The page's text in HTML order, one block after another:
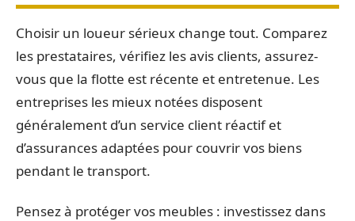
Choisir un loueur sérieux change tout. Comparez
les prestataires, vérifiez les avis clients, assurez-
vous que la flotte est récente et entretenue. Les
entreprises les mieux notées disposent
généralement d’un service client réactif et
d’assurances adaptées pour couvrir vos biens
pendant le transport.
Pensez à protéger vos meubles : investissez dans